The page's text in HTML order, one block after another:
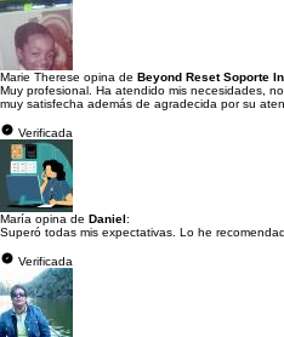
Marie Therese opina de Beyond Reset Soporte
Muy profesional. Ha atendido mis necesidades,
muy satisfecha además de agradecida por su
Verificada
María opina de Daniel:
Superó todas mis expectativas. Lo he
Verificada